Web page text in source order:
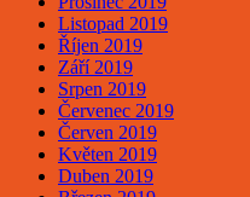
Listopad 2019
Říjen 2019
Září 2019
Srpen 2019
Červenec 2019
Červen 2019
Květen 2019
Duben 2019